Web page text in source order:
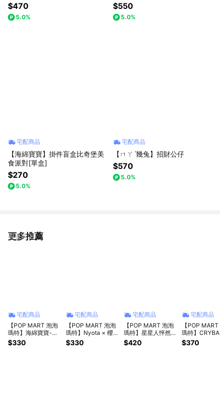
$470
5.0%
$550
5.0%
宅配商品
【海綿寶寶】掛件盲盒比奇堡美
食派對[單盒]
$270
5.0%
宅配商品
【ㄇㄚˊ幾兔】招財公仔
$570
5.0%
更多推薦
看更多
宅配商品
【POP MART 泡泡
瑪特】海綿寶寶-比
奇堡的居民們-搞怪
毛絨第二彈盲盒(1
$330
宅配商品
【POP MART 泡泡
瑪特】Nyota × 櫻桃
小丸子聯名系列盲盒
(1入)
$330
宅配商品
【POP MART 泡泡
瑪特】星星人怦然星
動系列-毛絨掛件盲
盒(1入)
$420
宅配商品
【POP
瑪特】
流成海系列-
絨掛件盲盒(1
$370